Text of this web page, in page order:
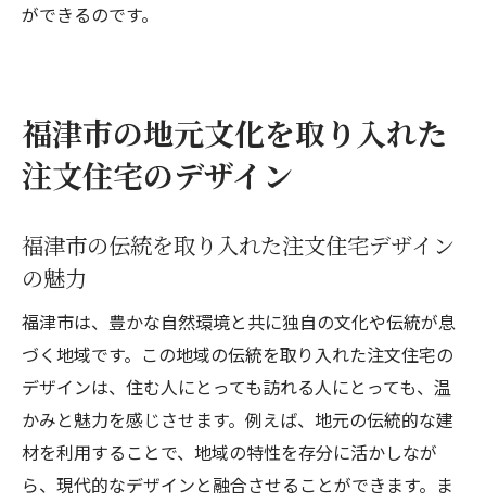
ができるのです。
福津市の地元文化を取り入れた
注文住宅のデザイン
福津市の伝統を取り入れた注文住宅デザイン
の魅力
福津市は、豊かな自然環境と共に独自の文化や伝統が息
づく地域です。この地域の伝統を取り入れた注文住宅の
デザインは、住む人にとっても訪れる人にとっても、温
かみと魅力を感じさせます。例えば、地元の伝統的な建
材を利用することで、地域の特性を存分に活かしなが
ら、現代的なデザインと融合させることができます。ま